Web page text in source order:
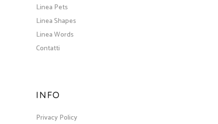
Linea Pets
Linea Shapes
Linea Words
Contatti
INFO
Privacy Policy